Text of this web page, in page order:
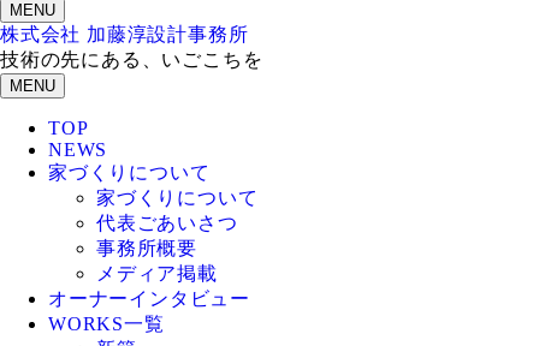
MENU
株式会社 加藤淳設計事務所
技術の先にある、いごこちを
MENU
TOP
NEWS
家づくりについて
家づくりについて
代表ごあいさつ
事務所概要
メディア掲載
オーナーインタビュー
WORKS一覧